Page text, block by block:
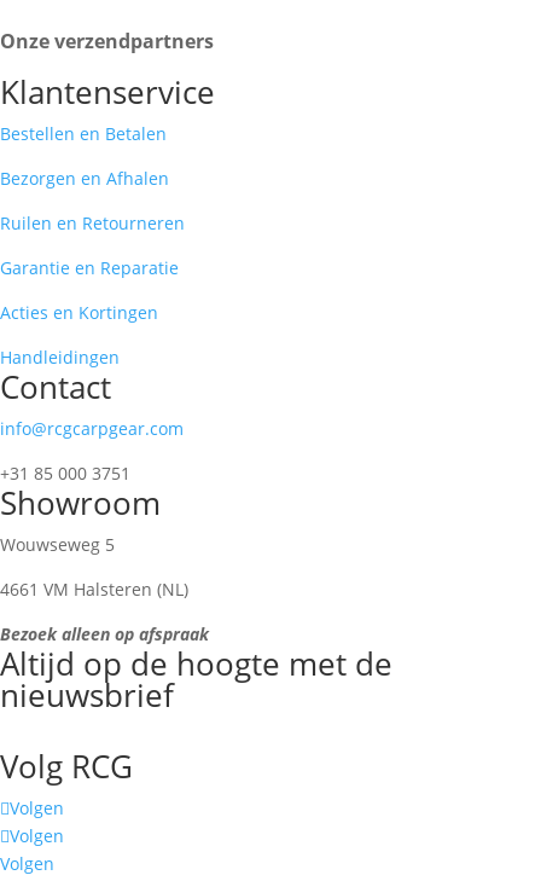
Onze verzendpartners
Klantenservice
Bestellen en Betalen
Bezorgen en Afhalen
Ruilen en Retourneren
Garantie en Reparatie
Acties en Kortingen
Handleidingen
Contact
info@rcgcarpgear.com
+31 85 000 3751
Showroom
Wouwseweg 5
4661 VM Halsteren (NL)
Bezoek alleen op afspraak
Altijd op de hoogte met de
nieuwsbrief
Volg RCG
Volgen
Volgen
Volgen